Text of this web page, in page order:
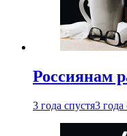
Россиянам
3 года спустя3 года